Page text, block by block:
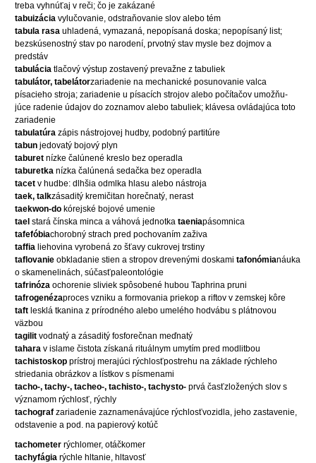
treba vyhnúťaj v reči; čo je zakázané
tabuizácia vylučovanie, odstraňovanie slov alebo tém
tabula rasa uhladená, vymazaná, nepopísaná doska; nepopísaný list;
bezskúsenostný stav po narodení, prvotný stav mysle bez dojmov a
predstáv
tabulácia tlačový výstup zostavený prevažne z tabuliek
tabulátor, tabelátorzariadenie na mechanické posunovanie valca
písacieho stroja; zariadenie u písacích strojov alebo počítačov umožňu-
júce radenie údajov do zoznamov alebo tabuliek; klávesa ovládajúca toto
zariadenie
tabulatúra zápis nástrojovej hudby, podobný partitúre
tabun jedovatý bojový plyn
taburet nízke čalúnené kreslo bez operadla
taburetka nízka čalúnená sedačka bez operadla
tacet v hudbe: dlhšia odmlka hlasu alebo nástroja
taek, talkzásaditý kremičitan horečnatý, nerast
taekwon-do kórejské bojové umenie
tael stará čínska minca a váhová jednotka taeniapásomnica
tafefóbiachorobný strach pred pochovaním zaživa
taffia liehovina vyrobená zo šťavy cukrovej trstiny
taflovanie obkladanie stien a stropov drevenými doskami tafonómianáuka
o skamenelinách, súčasťpaleontológie
tafrinóza ochorenie sliviek spôsobené hubou Taphrina pruni
tafrogenézaproces vzniku a formovania priekop a riftov v zemskej kôre
taft lesklá tkanina z prírodného alebo umelého hodvábu s plátnovou
väzbou
tagilit vodnatý a zásaditý fosforečnan meďnatý
tahara v islame čistota získaná rituálnym umytím pred modlitbou
tachistoskop prístroj merajúci rýchlosťpostrehu na základe rýchleho
striedania obrázkov a lístkov s písmenami
tacho-, tachy-, tacheo-, tachisto-, tachysto- prvá časťzložených slov s
významom rýchlosť, rýchly
tachograf zariadenie zaznamenávajúce rýchlosťvozidla, jeho zastavenie,
odstavenie a pod. na papierový kotúč
tachometer rýchlomer, otáčkomer
tachyfágia rýchle hltanie, hltavosť